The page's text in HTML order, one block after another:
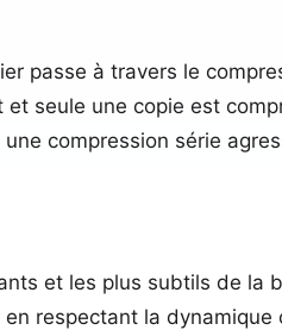
passe à travers le
et seule une copie est
compression série
et les plus subtils de la
respectant la